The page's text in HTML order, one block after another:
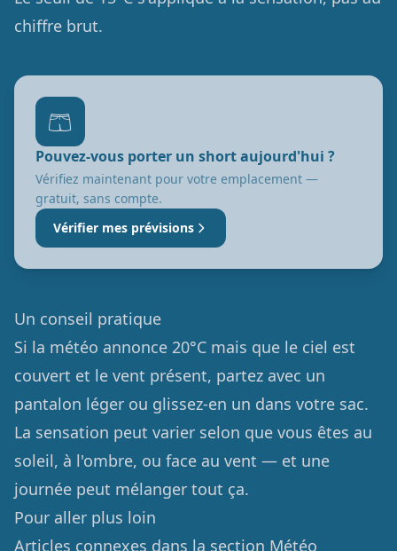
chiffre brut.
🩳
Pouvez-vous porter un short aujourd'hui ?
Vérifiez maintenant pour votre emplacement —
gratuit, sans compte.
Vérifier mes prévisions
Un conseil pratique
Si la météo annonce 20°C mais que le ciel est
couvert et le vent présent, partez avec un
pantalon léger ou glissez-en un dans votre sac.
La sensation peut varier selon que vous êtes au
soleil, à l'ombre, ou face au vent — et une
journée peut mélanger tout ça.
Pour aller plus loin
Articles connexes dans la section Météo